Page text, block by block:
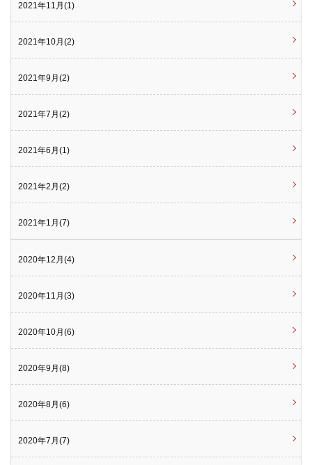
2021年11月(1)
2021年10月(2)
2021年9月(2)
2021年7月(2)
2021年6月(1)
2021年2月(2)
2021年1月(7)
2020年12月(4)
2020年11月(3)
2020年10月(6)
2020年9月(8)
2020年8月(6)
2020年7月(7)